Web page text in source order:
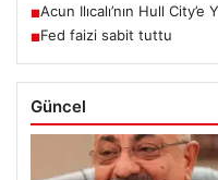
■Acun Ilıcalı’nın Hull
■Fed faizi sabit tuttu
Güncel